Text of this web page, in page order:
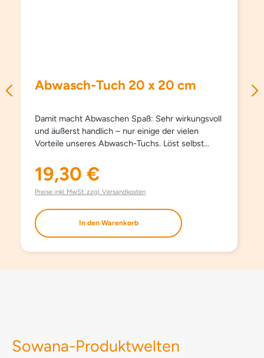
Abwasch-Tuch 20 x 20 cm
Damit macht Abwaschen Spaß: Sehr wirkungsvoll
und äußerst handlich – nur einige der vielen
Vorteile unseres Abwasch-Tuchs. Löst selbst
gesamten Abwasch.
Regulärer Preis:
19,30 €
Preise inkl. MwSt. zzgl. Versandkosten
In den Warenkorb
Sowana-Produktwelten